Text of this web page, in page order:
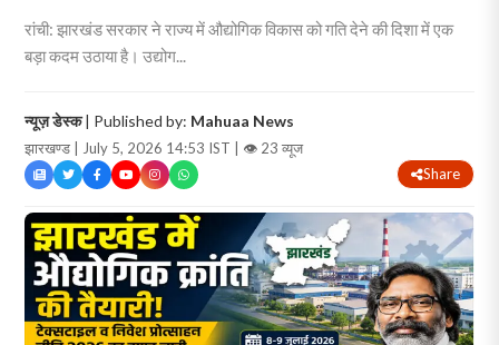
रांची: झारखंड सरकार ने राज्य में औद्योगिक विकास को गति देने की दिशा में एक
बड़ा कदम उठाया है। उद्योग...
न्यूज़ डेस्क| Published by: Mahuaa News
झारखण्ड | July 5, 2026 14:53 IST | 👁 23 व्यूज
Share